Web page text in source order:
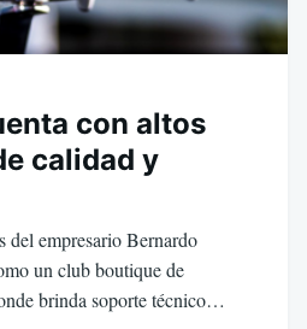
con altos
calidad y
del empresario Bernardo
un club boutique de
brinda soporte técnico…